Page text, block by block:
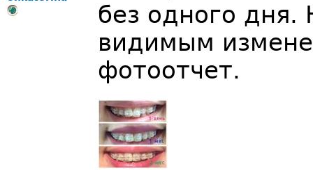
без одного дня.
видимым
фотоотчет.